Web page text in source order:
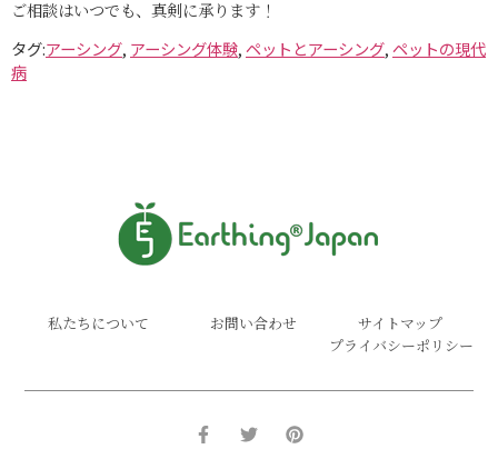
ご相談はいつでも、真剣に承ります！
タグ:アーシング, アーシング体験,ペットとアーシング,ペットの現代
病
私たちについて お問い合わせ
サイトマップ
プライバシーポリシー